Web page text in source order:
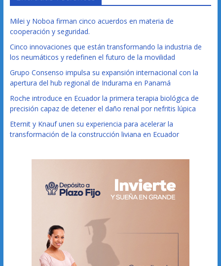
Milei y Noboa firman cinco acuerdos en materia de
cooperación y seguridad.
Cinco innovaciones que están transformando la industria de
los neumáticos y redefinen el futuro de la movilidad
Grupo Consenso impulsa su expansión internacional con la
apertura del hub regional de Indurama en Panamá
Roche introduce en Ecuador la primera terapia biológica de
precisión capaz de detener el daño renal por nefritis lúpica
Eternit y Knauf unen su experiencia para acelerar la
transformación de la construcción liviana en Ecuador